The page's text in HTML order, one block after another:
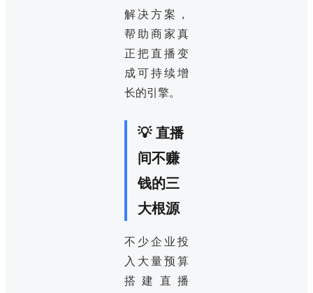
解决方案，
帮助商家真
正把直播变
成可持续增
长的引擎。
💡 直播
间不赚
钱的三
大根源
不少企业投
入大量预算
搭建直播